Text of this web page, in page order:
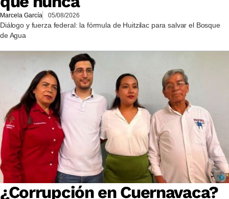
Marcela García 05/08/2026
Diálogo y fuerza federal: la fórmula de Huitzilac para salvar el Bosque
de Agua
¿Corrupción en Cuernavaca?